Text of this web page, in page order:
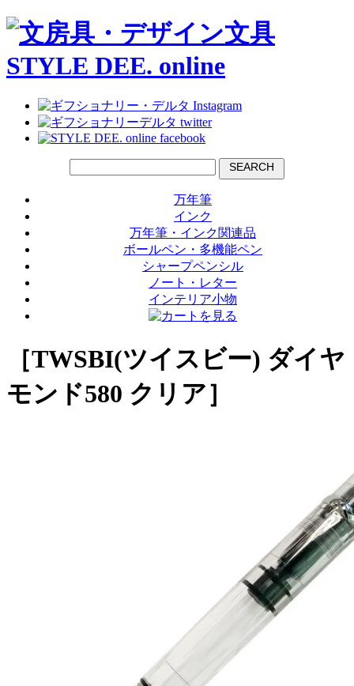
SEARCH
万年筆
インク
万年筆・インク関連品
ボールペン・多機能ペン
シャープペンシル
ノート・レター
インテリア小物
［TWSBI(ツイスビー) ダイヤ
モンド580 クリア］